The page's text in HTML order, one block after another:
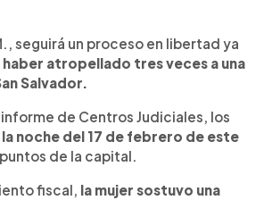
artículo
seguirá un proceso en libertad ya
haber atropellado tres veces a una
Salvador.
de Centros Judiciales, los
la noche del 17 de febrero de este
de la capital.
fiscal, la mujer sostuvo una